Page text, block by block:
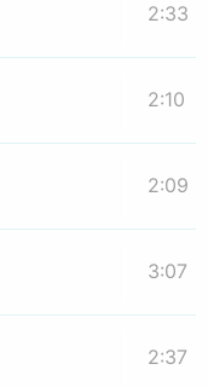
2:33
2:10
2:09
3:07
2:37